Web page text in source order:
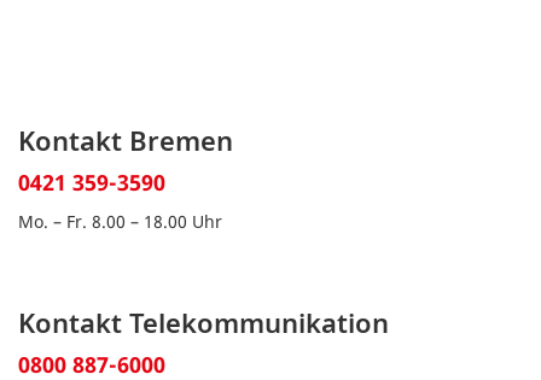
Kontakt Bremen
0421 359-3590
Mo. – Fr. 8.00 – 18.00 Uhr
Kontakt Telekommunikation
0800 887-6000